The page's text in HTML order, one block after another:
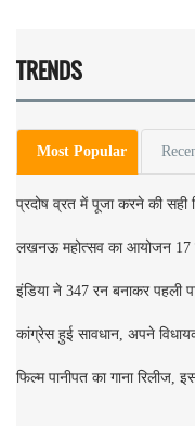
TRENDS
Most Popular
प्रदोष व्रत में पूजा करने की सही
लखनऊ महोत्सव का आयोजन 17
इंडिया ने 347 रन बनाकर पहली
कांग्रेस हुई सावधान, अपने
फिल्म पानीपत का गाना रिलीज,